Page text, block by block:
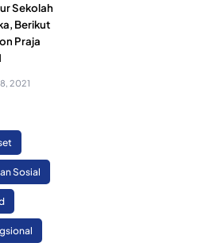
Sekolah
Berikut
Praja
2021
Sosial